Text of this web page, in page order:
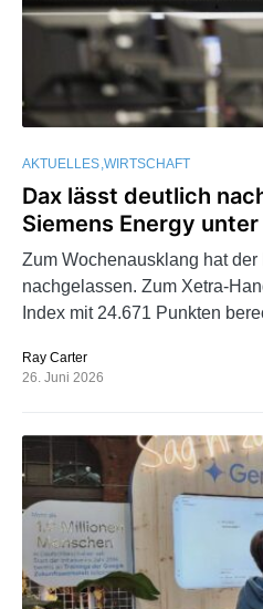
AKTUELLES WIRTSCHAFT
Dax lässt deutlich
Siemens Energy
Zum Wochenausklang hat der
nachgelassen. Zum Xetra-
Index mit 24.671 Punkten
Ray Carter
26. Juni 2026